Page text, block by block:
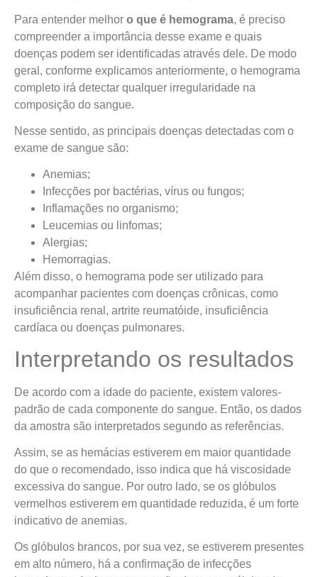
Para entender melhor o que é hemograma, é preciso
compreender a importância desse exame e quais
doenças podem ser identificadas através dele. De modo
geral, conforme explicamos anteriormente, o hemograma
completo irá detectar qualquer irregularidade na
composição do sangue.
Nesse sentido, as principais doenças detectadas com o
exame de sangue são:
Anemias;
Infecções por bactérias, vírus ou fungos;
Inflamações no organismo;
Leucemias ou linfomas;
Alergias;
Hemorragias.
Além disso, o hemograma pode ser utilizado para
acompanhar pacientes com doenças crônicas, como
insuficiência renal, artrite reumatóide, insuficiência
cardíaca ou doenças pulmonares.
Interpretando os resultados
De acordo com a idade do paciente, existem valores-
padrão de cada componente do sangue. Então, os dados
da amostra são interpretados segundo as referências.
Assim, se as hemácias estiverem em maior quantidade
do que o recomendado, isso indica que há viscosidade
excessiva do sangue. Por outro lado, se os glóbulos
vermelhos estiverem em quantidade reduzida, é um forte
indicativo de anemias.
Os glóbulos brancos, por sua vez, se estiverem presentes
em alto número, há a confirmação de infecções